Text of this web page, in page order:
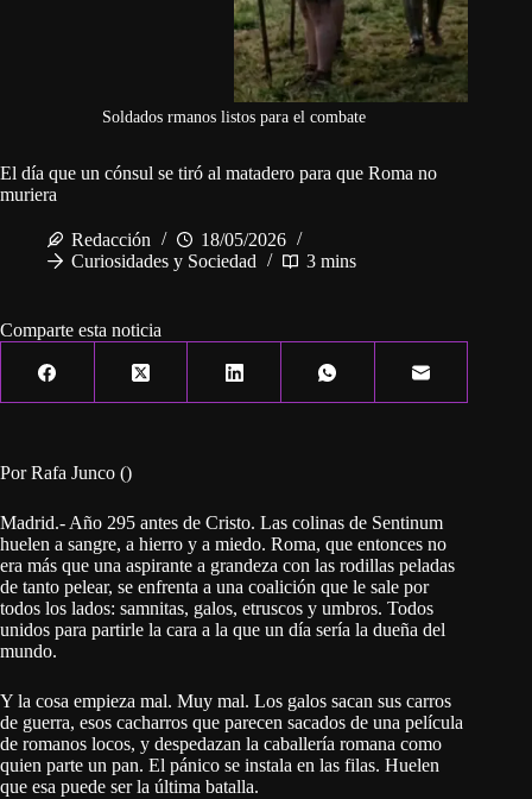
Soldados rmanos listos para el combate
El día que un cónsul se tiró al matadero para que Roma no
muriera
Redacción
18/05/2026
Curiosidades y Sociedad
3 mins
Comparte esta noticia
Por Rafa Junco ()
Madrid.- Año 295 antes de Cristo. Las colinas de Sentinum
huelen a sangre, a hierro y a miedo. Roma, que entonces no
era más que una aspirante a grandeza con las rodillas peladas
de tanto pelear, se enfrenta a una coalición que le sale por
todos los lados: samnitas, galos, etruscos y umbros. Todos
unidos para partirle la cara a la que un día sería la dueña del
mundo.
Y la cosa empieza mal. Muy mal. Los galos sacan sus carros
de guerra, esos cacharros que parecen sacados de una película
de romanos locos, y despedazan la caballería romana como
quien parte un pan. El pánico se instala en las filas. Huelen
que esa puede ser la última batalla.